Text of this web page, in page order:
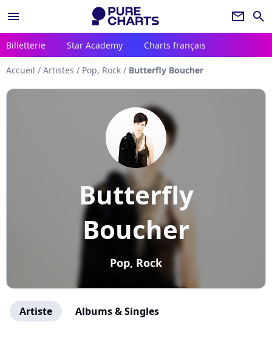
menu newsletter search
Billetterie Star Academy Charts français
Accueil / Artistes / Pop, Rock / Butterfly Boucher
Butterfly
Boucher
Pop, Rock
Artiste Albums & Singles